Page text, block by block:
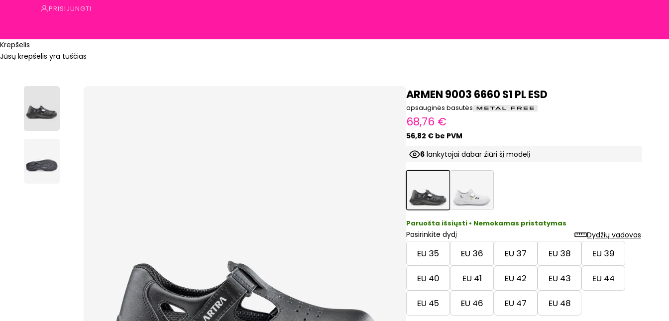
PRISIJUNGTI
Krepšelis
Jūsų krepšelis yra tuščias
ARMEN 9003 6660 S1 PL ESD
apsauginės basutės
Pardavimo kaina
68,76 €
56,82 € be PVM
6lankytojai dabar žiūri šį modelį
ProductListDropProductListDrop
Paruošta išsiųsti • Nemokamas pristatymas
Pasirinkite dydį Dydžių vadovas
EU 35 EU 36 EU 37 EU 38 EU 39
EU 40 EU 41 EU 42 EU 43 EU 44
EU 45 EU 46 EU 47 EU 48